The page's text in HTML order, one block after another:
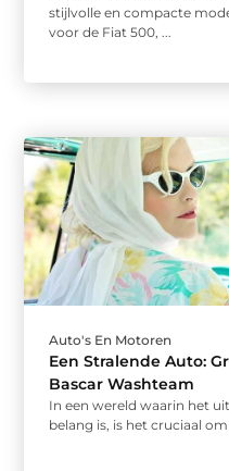
stijlvolle en compacte
voor de Fiat 500, ...
Auto's En Motoren
Een Stralende Auto:
Bascar Washteam
In een wereld waarin het
belang is, is het cruciaal